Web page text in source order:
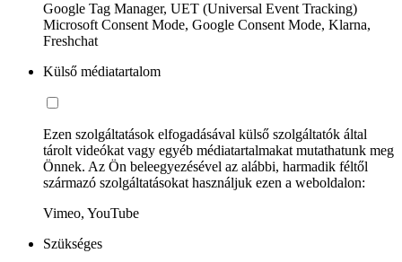
Google Tag Manager, UET (Universal Event Tracking)
Microsoft Consent Mode, Google Consent Mode, Klarna,
Freshchat
Külső médiatartalom
Ezen szolgáltatások elfogadásával külső szolgáltatók által
tárolt videókat vagy egyéb médiatartalmakat mutathatunk meg
Önnek. Az Ön beleegyezésével az alábbi, harmadik féltől
származó szolgáltatásokat használjuk ezen a weboldalon:
Vimeo, YouTube
Szükséges